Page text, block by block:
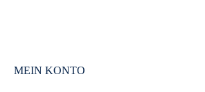
MEIN KONTO